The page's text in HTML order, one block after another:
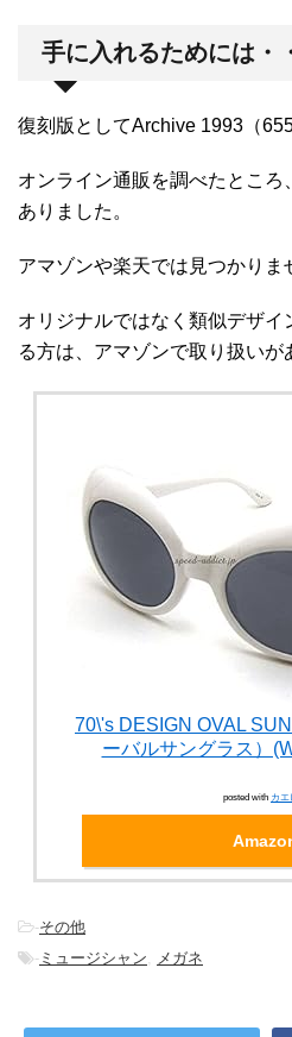
手に入れるためには・
復刻版としてArchive 1993（
オンライン通販を調べたところ、
ありました。
アマゾンや楽天では見つかりま
オリジナルではなく類似デザ
る方は、アマゾンで取り扱いが
70\'s DESIGN OVAL
ーバルサングラス）
posted with カエ
-その他
- ミュージシャン, メガネ